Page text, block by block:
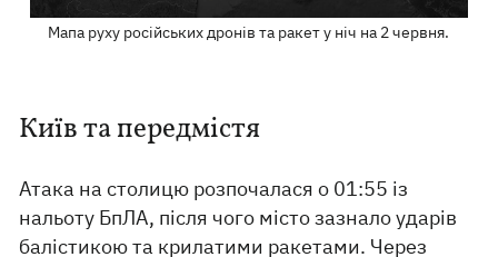
Мапа руху російських дронів та ракет у ніч на 2 червня.
Київ та передмістя
Атака на столицю розпочалася о 01:55 із
нальоту БпЛА, після чого місто зазнало ударів
балістикою та крилатими ракетами. Через